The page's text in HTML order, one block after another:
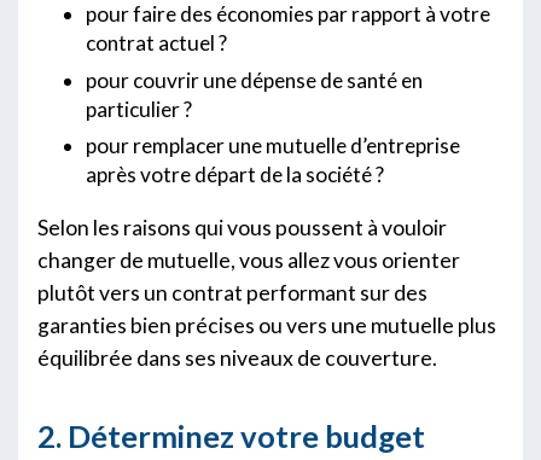
pour faire des économies par rapport à votre
contrat actuel ?
pour couvrir une dépense de santé en
particulier ?
pour remplacer une mutuelle d’entreprise
après votre départ de la société ?
Selon les raisons qui vous poussent à vouloir
changer de mutuelle, vous allez vous orienter
plutôt vers un contrat performant sur des
garanties bien précises ou vers une mutuelle plus
équilibrée dans ses niveaux de couverture.
2. Déterminez votre budget